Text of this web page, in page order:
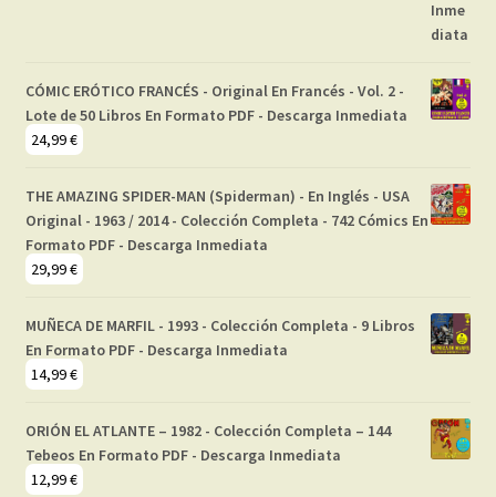
CÓMIC ERÓTICO FRANCÉS - Original En Francés - Vol. 2 -
Lote de 50 Libros En Formato PDF - Descarga Inmediata
24,99€
THE AMAZING SPIDER-MAN (Spiderman) - En Inglés - USA
Original - 1963 / 2014 - Colección Completa - 742 Cómics En
Formato PDF - Descarga Inmediata
29,99€
MUÑECA DE MARFIL - 1993 - Colección Completa - 9 Libros
En Formato PDF - Descarga Inmediata
14,99€
ORIÓN EL ATLANTE – 1982 - Colección Completa – 144
Tebeos En Formato PDF - Descarga Inmediata
12,99€